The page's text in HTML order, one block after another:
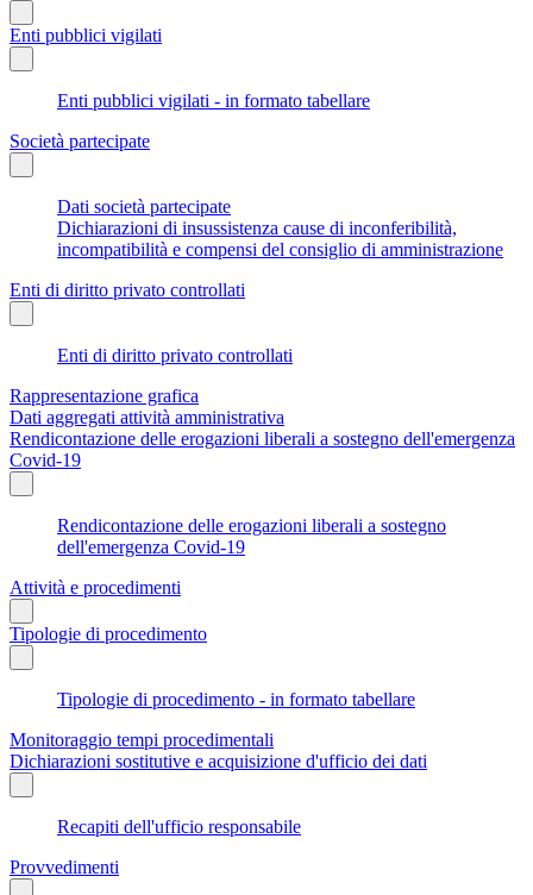
Enti pubblici vigilati
Enti pubblici vigilati - in formato tabellare
Società partecipate
Dati società partecipate
Dichiarazioni di insussistenza cause di inconferibilità,
incompatibilità e compensi del consiglio di amministrazione
Enti di diritto privato controllati
Enti di diritto privato controllati
Rappresentazione grafica
Dati aggregati attività amministrativa
Rendicontazione delle erogazioni liberali a sostegno dell'emergenza
Covid-19
Rendicontazione delle erogazioni liberali a sostegno
dell'emergenza Covid-19
Attività e procedimenti
Tipologie di procedimento
Tipologie di procedimento - in formato tabellare
Monitoraggio tempi procedimentali
Dichiarazioni sostitutive e acquisizione d'ufficio dei dati
Recapiti dell'ufficio responsabile
Provvedimenti